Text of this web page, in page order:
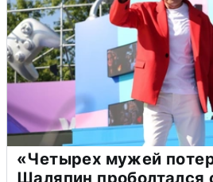
«Четырех мужей
Шаляпин проболтался